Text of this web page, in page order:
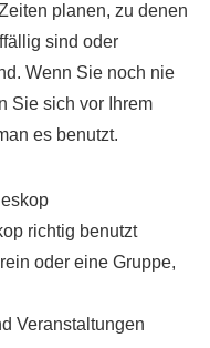
planen, zu denen
sind oder
Wenn Sie noch nie
Sie sich vor Ihrem
es benutzt.
richtig benutzt
oder eine Gruppe,
Veranstaltungen